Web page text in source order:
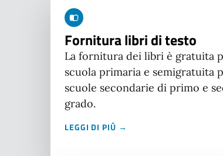
Fornitura libri di testo
La fornitura dei libri è gratuita
scuola primaria e semigratuita
scuole secondarie di primo e
grado.
LEGGI DI PIÙ →